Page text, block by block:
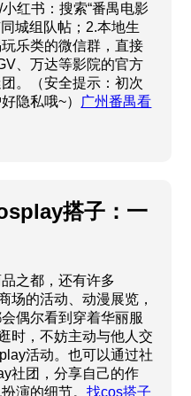
红书：搜索“番禺电影
城组队帖；2.本地生
乐类的微信群，直接
、万达等影院的官方
。（安全提示：初次
隐私哦~） 广州番禺看
搭子：一
之都，还有许多
场的活动、动漫展览，
偶尔看到穿着华丽服
时，不妨主动与他人交
活动。也可以通过社
社团，分享自己的作
演的细节。找cos搭子